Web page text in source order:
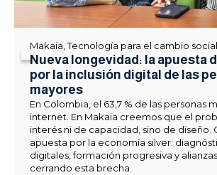
Makaia,Tecnología para el cambio social
Nueva longevidad: la apuesta
por la inclusión digital de las
mayores
En Colombia, el 63,7 % de las personas
internet. En Makaia creemos que el
interés ni de capacidad, sino de diseño.
apuesta por la economía silver:
digitales, formación progresiva y
cerrando esta brecha.